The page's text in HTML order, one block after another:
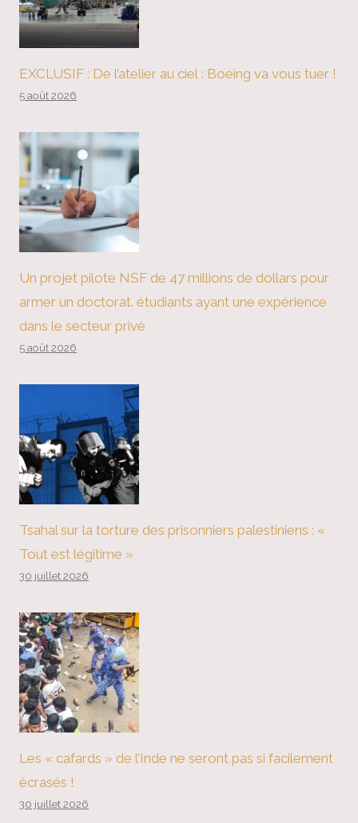
EXCLUSIF : De l’atelier au ciel : Boeing va vous tuer !
5 août 2026
Un projet pilote NSF de 47 millions de dollars pour
armer un doctorat. étudiants ayant une expérience
dans le secteur privé
5 août 2026
Tsahal sur la torture des prisonniers palestiniens : «
Tout est légitime »
30 juillet 2026
Les « cafards » de l’Inde ne seront pas si facilement
écrasés !
30 juillet 2026